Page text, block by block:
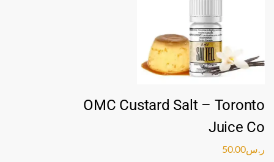
OMC Custard Salt – Toronto
Juice Co
ر.س50.00